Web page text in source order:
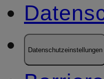
Datenschutzeinstellungen